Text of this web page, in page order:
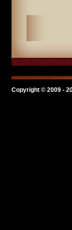
Copyright © 2009 -